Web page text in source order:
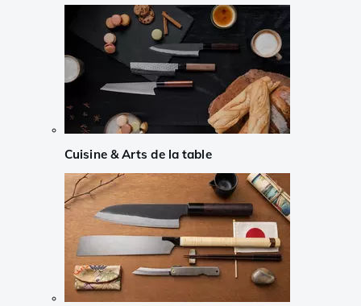
Cuisine & Arts de la table